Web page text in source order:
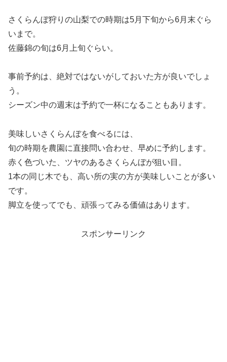
さくらんぼ狩りの山梨での時期は5月下旬から6月末ぐら
いまで。
佐藤錦の旬は6月上旬ぐらい。
事前予約は、絶対ではないがしておいた方が良いでしょ
う。
シーズン中の週末は予約で一杯になることもあります。
美味しいさくらんぼを食べるには、
旬の時期を農園に直接問い合わせ、早めに予約します。
赤く色づいた、ツヤのあるさくらんぼが狙い目。
1本の同じ木でも、高い所の実の方が美味しいことが多い
です。
脚立を使ってでも、頑張ってみる価値はあります。
スポンサーリンク